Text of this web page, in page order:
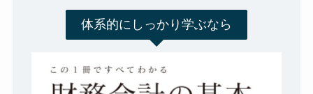
体系的にしっかり学ぶなら